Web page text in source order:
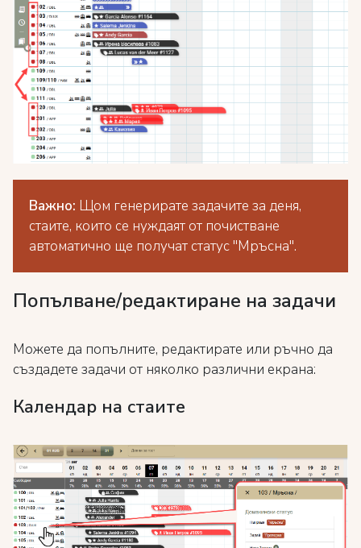
Важно: Щом генерирате задачите за деня,
стаите, които се нуждаят от почистване
автоматично ще получат статус "Мръсна".
Попълване/редактиране на задачи
Можете да попълните, редактирате или ръчно да
създадете задачи от няколко различни екрана:
Календар на стаите